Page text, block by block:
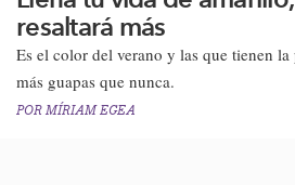
resaltará más
Es el color del verano y las que tienen la
más guapas que nunca​.
POR MÍRIAM EGEA